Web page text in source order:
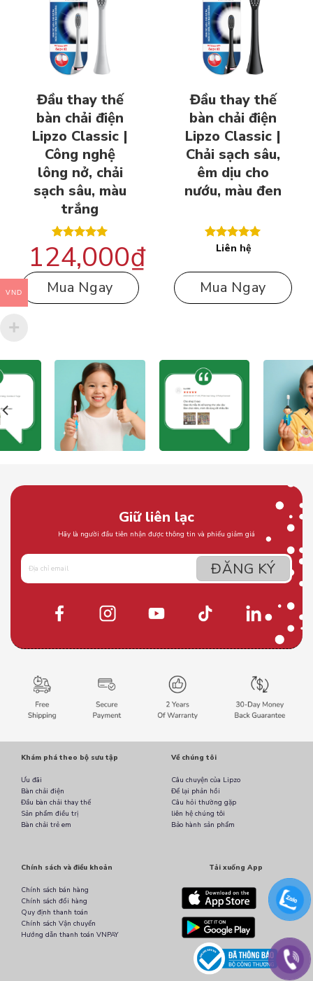
Đầu thay thế
bàn chải điện
Lipzo Classic |
Công nghệ
lông nở, chải
sạch sâu, màu
trắng
Được xếp
hạng
5.00
5 sao
124,000₫
Mua Ngay
Đầu thay thế
bàn chải điện
Lipzo Classic |
Chải sạch sâu,
êm dịu cho
nướu, màu đen
Được xếp
5 sao
Liên hệ
Mua Ngay
Giữ liên lạc
Hãy là người đầu tiên nhận được thông tin và phiếu giảm giá
Khám phá theo bộ sưu tập
Ưu đãi
Bàn chải điện
Đầu bàn chải thay thế
Sản phẩm điều trị
Bàn chải trẻ em
Về chúng tôi
Câu chuyện của Lipzo
Để lại phản hồi
Câu hỏi thường gặp
liên hệ chúng tôi
Bảo hành sản phẩm
Chính sách và điều khoản
Chính sách bán hàng
Chính sách đổi hàng
Quy định thanh toán
Chính sách Vận chuyển
Hướng dẫn thanh toán VNPAY
Tải xuống App
VND